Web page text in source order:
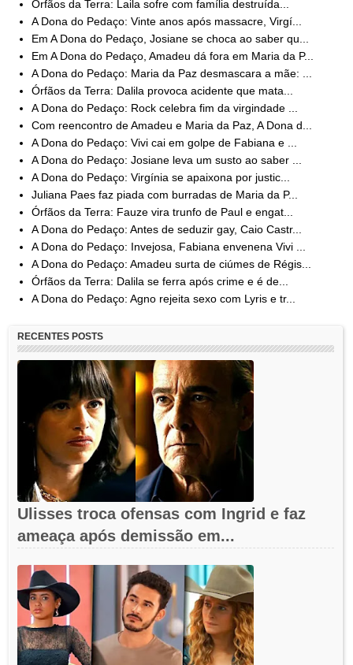
Órfãos da Terra: Laila sofre com família destruída...
A Dona do Pedaço: Vinte anos após massacre, Virgí...
Em A Dona do Pedaço, Josiane se choca ao saber qu...
Em A Dona do Pedaço, Amadeu dá fora em Maria da P...
A Dona do Pedaço: Maria da Paz desmascara a mãe: ...
Órfãos da Terra: Dalila provoca acidente que mata...
A Dona do Pedaço: Rock celebra fim da virgindade ...
Com reencontro de Amadeu e Maria da Paz, A Dona d...
A Dona do Pedaço: Vivi cai em golpe de Fabiana e ...
A Dona do Pedaço: Josiane leva um susto ao saber ...
A Dona do Pedaço: Virgínia se apaixona por justic...
Juliana Paes faz piada com burradas de Maria da P...
Órfãos da Terra: Fauze vira trunfo de Paul e engat...
A Dona do Pedaço: Antes de seduzir gay, Caio Castr...
A Dona do Pedaço: Invejosa, Fabiana envenena Vivi ...
A Dona do Pedaço: Amadeu surta de ciúmes de Régis...
Órfãos da Terra: Dalila se ferra após crime e é de...
A Dona do Pedaço: Agno rejeita sexo com Lyris e tr...
RECENTES POSTS
Ulisses troca ofensas com Ingrid e faz
ameaça após demissão em...